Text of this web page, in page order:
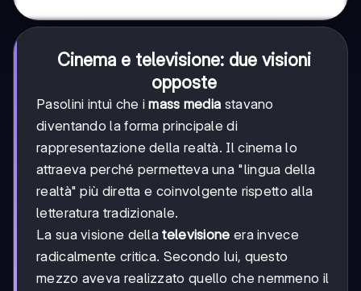
Cinema e televisione: due visioni
opposte
Pasolini intuì che imass media stavano
diventando la forma principale di
rappresentazione della realtà. Il cinema lo
attraeva perché permetteva una "lingua della
realtà" più diretta e coinvolgente rispetto alla
letteratura tradizionale.
La sua visione dellatelevisione era invece
radicalmente critica. Secondo lui, questo
mezzo aveva realizzato quello che nemmeno il